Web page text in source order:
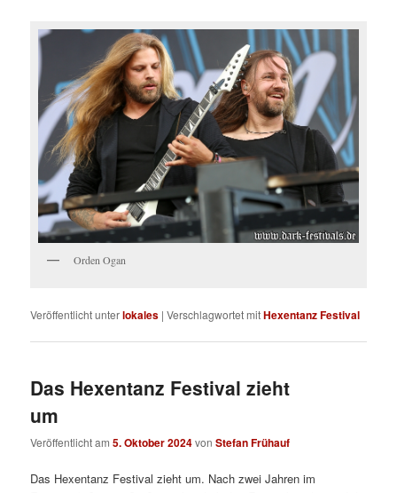
Orden Ogan
Veröffentlicht unterlokales |Verschlagwortet mitHexentanz Festival
Das Hexentanz Festival zieht
um
Veröffentlicht am5. Oktober 2024vonStefan Frühauf
Das Hexentanz Festival zieht um. Nach zwei Jahren im